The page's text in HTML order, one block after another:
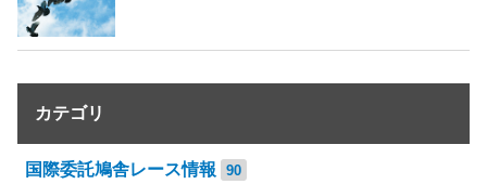
カテゴリ
国際委託鳩舎レース情報 90